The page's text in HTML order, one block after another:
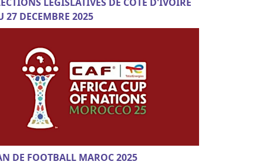
27 DECEMBRE 2025
DE FOOTBALL MAROC 2025